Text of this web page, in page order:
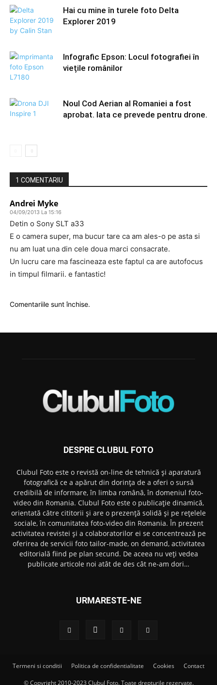
Hai cu mine în turele foto Delta
Explorer 2019
Infografic Epson: Locul fotografiei în
viețile românilor
Noul Cod Aerian al Romaniei a fost
aprobat. Iata ce prevede pentru drone.
1 COMENTARIU
Andrei Myke
04/09/2013 La 15:16
Detin o Sony SLT a33
E o camera super, ma bucur tare ca am ales-o pe asta si
nu am luat una din cele doua marci consacrate.
Un lucru care ma fascineaza este faptul ca are autofocus
in timpul filmarii. e fantastic!
Comentariile sunt închise.
DESPRE CLUBUL FOTO
Clubul Foto este o revistă on-line de tehnică și aparatură
fotografică ce a apărut din dorința de a oferi o sursă
credibilă de informare, în limba română, în domeniul foto-
video din Romania. Clubul Foto este o publicație dinamică,
orientată către cititorii și are o prezență solidă și pe rețelele
sociale, în comunitatea foto-video din Romania. În prezent
activitatea revistei și a colaboratorilor ei se concentrează pe
oferirea de servicii foto tailor-made, on demand, activitatea
editorială fiind pe plan secund. De aceea nu veți vedea
publicate articole noi atât de des cât ne-am dori…
URMARESTE-NE
Termeni si conditii Politica de confidentialitate Cookies Contact
© Copyright 2010-2023 Clubul Foto. Toate drepturile rezervate.